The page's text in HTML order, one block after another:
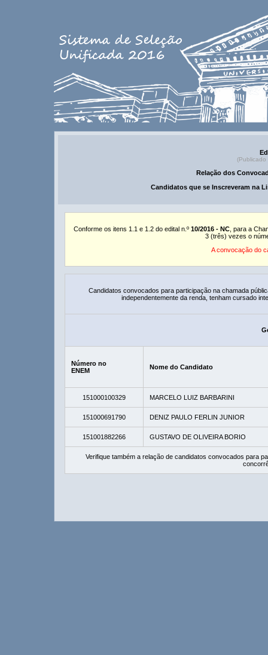
(Publicado
Relação dos
Candidatos que se Inscreveram na
Conforme os itens 1.1 e 1.2 do edital n.º 10/2016 - NC , para a
3 (três) vezes o
A convocação do
Candidatos convocados para participação na chamada
independentemente da renda, tenham cursado
Número no
ENEM
Nome do Candidato
151000100329 MARCELO LUIZ BARBARINI
151000691790 DENIZ PAULO FERLIN JUNIOR
151001882266 GUSTAVO DE OLIVEIRA BORIO
Verifique também a relação de candidatos convocados para